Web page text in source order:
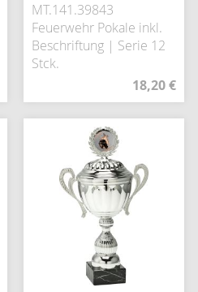
MT.141.39843
Feuerwehr Pokale inkl.
Beschriftung | Serie 12
Stck.
18,20 €